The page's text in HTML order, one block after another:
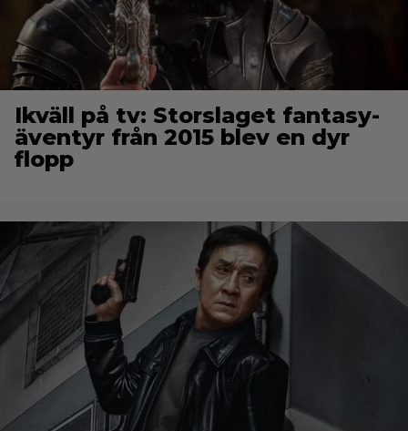
Ikväll på tv: Storslaget fantasy-
äventyr från 2015 blev en dyr
flopp